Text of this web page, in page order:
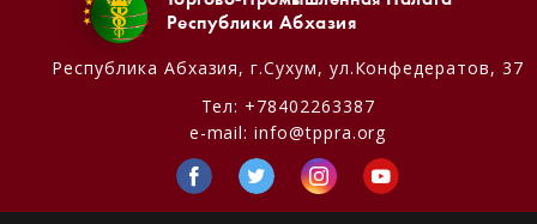
Республики Абхазия
Республика Абхазия, г.Сухум, ул.Конфедератов, 37
Тел: +78402263387
e-mail:info@tppra.org